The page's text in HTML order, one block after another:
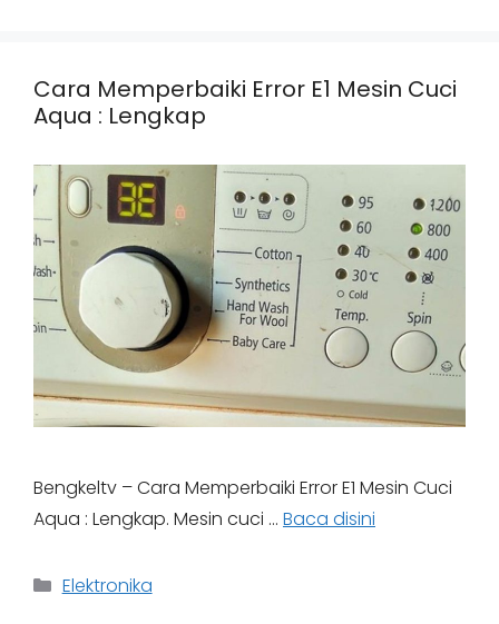
Cara Memperbaiki Error E1 Mesin Cuci
Aqua : Lengkap
Bengkeltv – Cara Memperbaiki Error E1 Mesin Cuci
Aqua : Lengkap. Mesin cuci … Baca disini
Categories
Elektronika